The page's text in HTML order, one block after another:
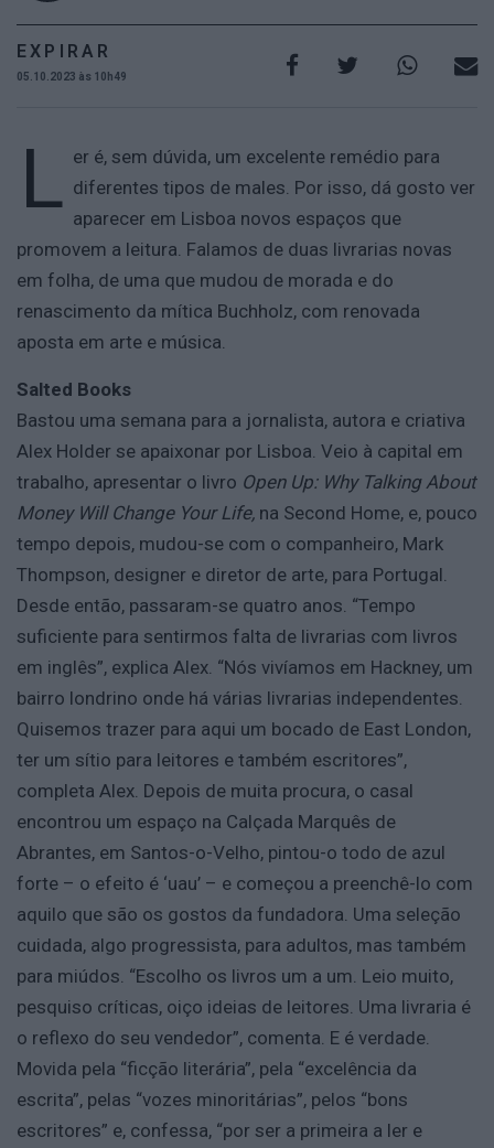
EXPIRAR
05.10.2023 às 10h49
L er é, sem dúvida, um excelente remédio para
diferentes tipos de males. Por isso, dá gosto ver
aparecer em Lisboa novos espaços que
promovem a leitura. Falamos de duas livrarias novas
em folha, de uma que mudou de morada e do
renascimento da mítica Buchholz, com renovada
aposta em arte e música.
Salted Books
Bastou uma semana para a jornalista, autora e criativa
Alex Holder se apaixonar por Lisboa. Veio à capital em
trabalho, apresentar o livro Open Up: Why Talking About
Money Will Change Your Life, na Second Home, e, pouco
tempo depois, mudou-se com o companheiro, Mark
Thompson, designer e diretor de arte, para Portugal.
Desde então, passaram-se quatro anos. “Tempo
suficiente para sentirmos falta de livrarias com livros
em inglês”, explica Alex. “Nós vivíamos em Hackney, um
bairro londrino onde há várias livrarias independentes.
Quisemos trazer para aqui um bocado de East London,
ter um sítio para leitores e também escritores”,
completa Alex. Depois de muita procura, o casal
encontrou um espaço na Calçada Marquês de
Abrantes, em Santos-o-Velho, pintou-o todo de azul
forte – o efeito é ‘uau’ – e começou a preenchê-lo com
aquilo que são os gostos da fundadora. Uma seleção
cuidada, algo progressista, para adultos, mas também
para miúdos. “Escolho os livros um a um. Leio muito,
pesquiso críticas, oiço ideias de leitores. Uma livraria é
o reflexo do seu vendedor”, comenta. E é verdade.
Movida pela “ficção literária”, pela “excelência da
escrita”, pelas “vozes minoritárias”, pelos “bons
escritores” e, confessa, “por ser a primeira a ler e